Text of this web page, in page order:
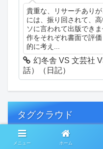
貴重な、リサーチあり
には、振り回されて、
ソに言われて出版でき
作をそれぞれ書面で評
的に考え...
幻冬舎 VS 文芸社
話）（日記）
タグクラウド
メニュー ホーム